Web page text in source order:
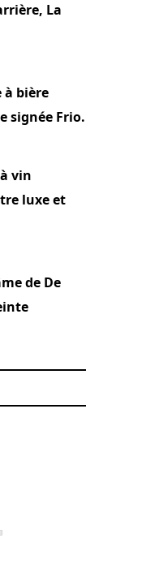
La
à bière
signée Frio.
vin
luxe et
de De